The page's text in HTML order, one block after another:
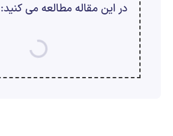
در این مقاله مطالعه می کنید: